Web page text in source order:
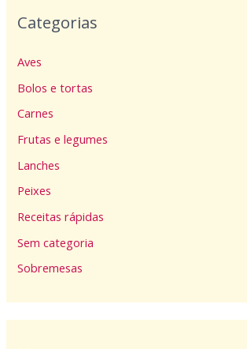
Categorias
Aves
Bolos e tortas
Carnes
Frutas e legumes
Lanches
Peixes
Receitas rápidas
Sem categoria
Sobremesas